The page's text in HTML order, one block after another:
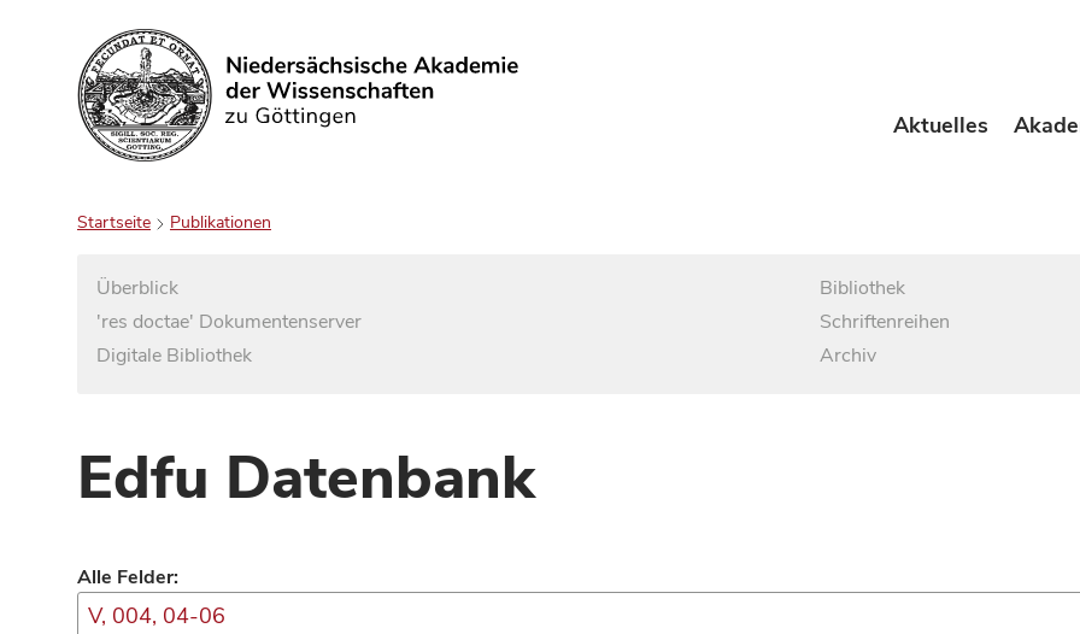
Suchen Aktuelles
Startseite Publikationen
Überblick
'res doctae' Dokumentenserver
Digitale Bibliothek
Bibliothek
Schriftenreihen
Archiv
Edfu Datenbank
Alle Felder: